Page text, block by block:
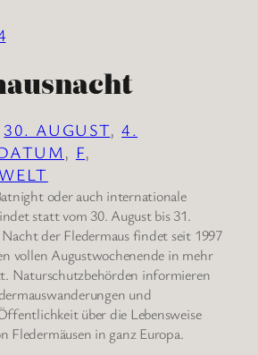
30. AUGUST, 4.
, F
oder auch internationale
statt vom 30. August bis 31.
der Fledermaus findet seit 1997
vollen Augustwochenende in mehr
Naturschutzbehörden informieren
und
über die Lebensweise
Fledermäusen in ganz Europa.